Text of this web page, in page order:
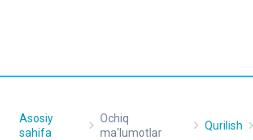
Asosiy
sahifa
Ochiq
ma'lumotlar
Qurilish